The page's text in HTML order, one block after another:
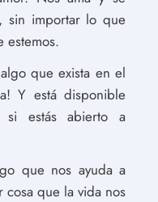
sin importar lo que
estemos.
que exista en el
Y está disponible
si estás abierto a
que nos ayuda a
cosa que la vida nos